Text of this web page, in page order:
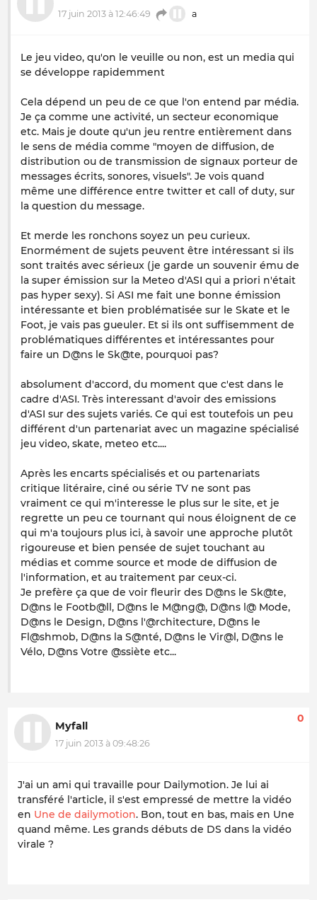
17 juin 2013 à 12:46:49 a
Le jeu video, qu'on le veuille ou non, est un media qui
se développe rapidemment
Cela dépend un peu de ce que l'on entend par média.
Je ça comme une activité, un secteur economique
etc. Mais je doute qu'un jeu rentre entièrement dans
le sens de média comme "moyen de diffusion, de
distribution ou de transmission de signaux porteur de
messages écrits, sonores, visuels". Je vois quand
même une différence entre twitter et call of duty, sur
la question du message.
Et merde les ronchons soyez un peu curieux.
Enormément de sujets peuvent être intéressant si ils
sont traités avec sérieux (je garde un souvenir ému de
la super émission sur la Meteo d'ASI qui a priori n'était
pas hyper sexy). Si ASI me fait une bonne émission
intéressante et bien problématisée sur le Skate et le
Foot, je vais pas gueuler. Et si ils ont suffisemment de
problématiques différentes et intéressantes pour
faire un D@ns le Sk@te, pourquoi pas?
absolument d'accord, du moment que c'est dans le
cadre d'ASI. Très interessant d'avoir des emissions
d'ASI sur des sujets variés. Ce qui est toutefois un peu
différent d'un partenariat avec un magazine spécialisé
jeu video, skate, meteo etc....
Après les encarts spécialisés et ou partenariats
critique litéraire, ciné ou série TV ne sont pas
vraiment ce qui m'interesse le plus sur le site, et je
regrette un peu ce tournant qui nous éloignent de ce
qui m'a toujours plus ici, à savoir une approche plutôt
rigoureuse et bien pensée de sujet touchant au
médias et comme source et mode de diffusion de
l'information, et au traitement par ceux-ci.
Je prefère ça que de voir fleurir des D@ns le Sk@te,
D@ns le Footb@ll, D@ns le M@ng@, D@ns l@ Mode,
D@ns le Design, D@ns l'@rchitecture, D@ns le
Fl@shmob, D@ns la S@nté, D@ns le Vir@l, D@ns le
Vélo, D@ns Votre @ssiète etc...
Myfall
17 juin 2013 à 09:48:26
0
J'ai un ami qui travaille pour Dailymotion. Je lui ai
transféré l'article, il s'est empressé de mettre la vidéo
en Une de dailymotion. Bon, tout en bas, mais en Une
quand même. Les grands débuts de DS dans la vidéo
virale ?